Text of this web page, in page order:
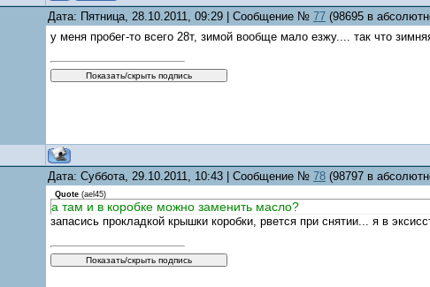
Дата: Пятница, 28.10.2011, 09:29 | Сообщение № 77 (98695 в
у меня пробег-то всего 28т, зимой вообще мало езжу.... так что
Дата: Суббота, 29.10.2011, 10:43 | Сообщение № 78 (98797 в
Quote (ael45)
а там и в коробке можно заменить масло?
запасись прокладкой крышки коробки, рвется при снятии... я в